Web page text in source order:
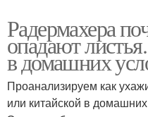
Радермахера
опадают
в домашних
Проанализируем как
или китайской в